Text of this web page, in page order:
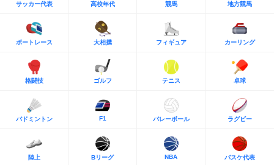
サッカー代表 高校年代 競馬 地方競馬
ボートレース 大相撲 フィギュア カーリング
格闘技 ゴルフ テニス 卓球
バドミントン F1 バレーボール ラグビー
陸上 Bリーグ NBA バスケ代表